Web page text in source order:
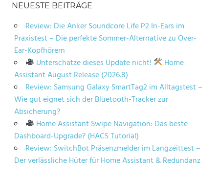
NEUESTE BEITRÄGE
Review: Die Anker Soundcore Life P2 In-Ears im
Praxistest – Die perfekte Sommer-Alternative zu Over-
Ear-Kopfhörern
Unterschätze dieses Update nicht!
Home
Assistant August Release (2026.8)
Review: Samsung Galaxy SmartTag2 im Alltagstest –
Wie gut eignet sich der Bluetooth-Tracker zur
Absicherung?
Home Assistant Swipe Navigation: Das beste
Dashboard-Upgrade? (HACS Tutorial)
Review: SwitchBot Präsenzmelder im Langzeittest –
Der verlässliche Hüter für Home Assistant & Redundanz